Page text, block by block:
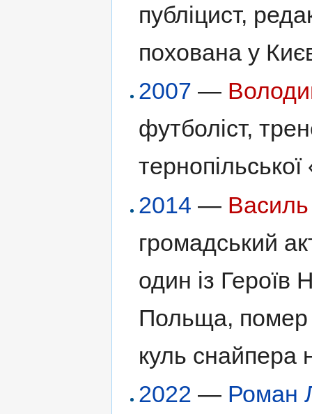
публіцист,
похована у
2007 —
футболіст,
2014 —
громадський
один із Героїв
Польща, помер
куль снайпера
2022 — Роман